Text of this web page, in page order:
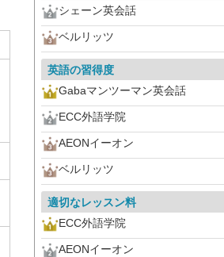
シェーン英会話
ベルリッツ
英語の習得度
Gabaマンツーマン英会話
ECC外語学院
AEONイーオン
ベルリッツ
適切なレッスン料
ECC外語学院
AEONイーオン